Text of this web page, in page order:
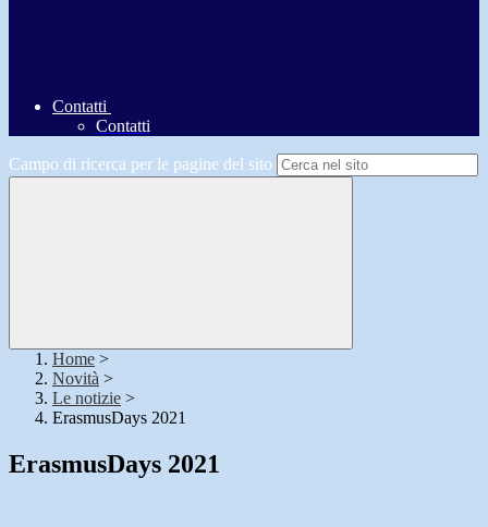
Contatti
Contatti
Campo di ricerca per le pagine del sito
Home >
Novità >
Le notizie >
ErasmusDays 2021
ErasmusDays 2021